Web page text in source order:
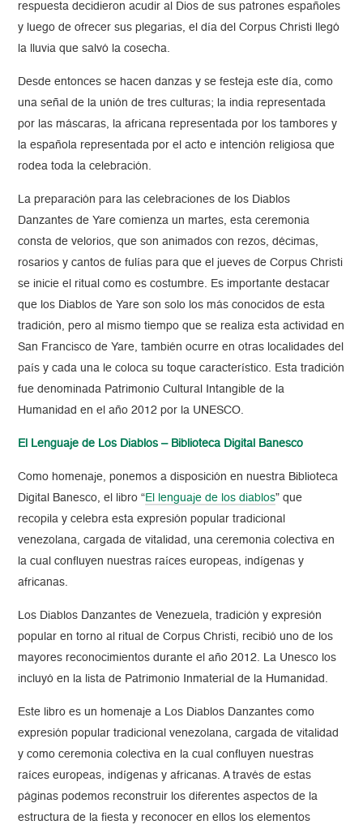
respuesta decidieron acudir al Dios de sus patrones españoles
y luego de ofrecer sus plegarias, el día del Corpus Christi llegó
la lluvia que salvó la cosecha.
Desde entonces se hacen danzas y se festeja este día, como
una señal de la unión de tres culturas; la india representada
por las máscaras, la africana representada por los tambores y
la española representada por el acto e intención religiosa que
rodea toda la celebración.
La preparación para las celebraciones de los Diablos
Danzantes de Yare comienza un martes, esta ceremonia
consta de velorios, que son animados con rezos, décimas,
rosarios y cantos de fulías para que el jueves de Corpus Christi
se inicie el ritual como es costumbre. Es importante destacar
que los Diablos de Yare son solo los más conocidos de esta
tradición, pero al mismo tiempo que se realiza esta actividad en
San Francisco de Yare, también ocurre en otras localidades del
país y cada una le coloca su toque característico. Esta tradición
fue denominada Patrimonio Cultural Intangible de la
Humanidad en el año 2012 por la UNESCO.
El Lenguaje de Los Diablos – Biblioteca Digital Banesco
Como homenaje, ponemos a disposición en nuestra Biblioteca
Digital Banesco, el libro “El lenguaje de los diablos” que
recopila y celebra esta expresión popular tradicional
venezolana, cargada de vitalidad, una ceremonia colectiva en
la cual confluyen nuestras raíces europeas, indígenas y
africanas.
Los Diablos Danzantes de Venezuela, tradición y expresión
popular en torno al ritual de Corpus Christi, recibió uno de los
mayores reconocimientos durante el año 2012. La Unesco los
incluyó en la lista de Patrimonio Inmaterial de la Humanidad.
Este libro es un homenaje a Los Diablos Danzantes como
expresión popular tradicional venezolana, cargada de vitalidad
y como ceremonia colectiva en la cual confluyen nuestras
raíces europeas, indígenas y africanas. A través de estas
páginas podemos reconstruir los diferentes aspectos de la
estructura de la fiesta y reconocer en ellos los elementos